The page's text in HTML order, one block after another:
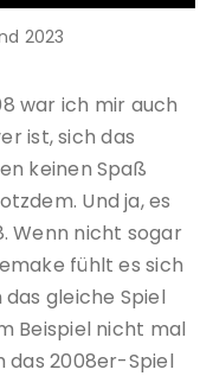
2023
war ich mir auch
ist, sich das
keinen Spaß
Und ja, es
Wenn nicht sogar
fühlt es sich
gleiche Spiel
Beispiel nicht mal
das 2008er-Spiel